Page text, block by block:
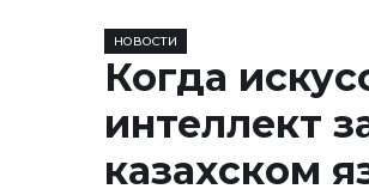
НОВОСТИ
Когда
интеллект
казахском